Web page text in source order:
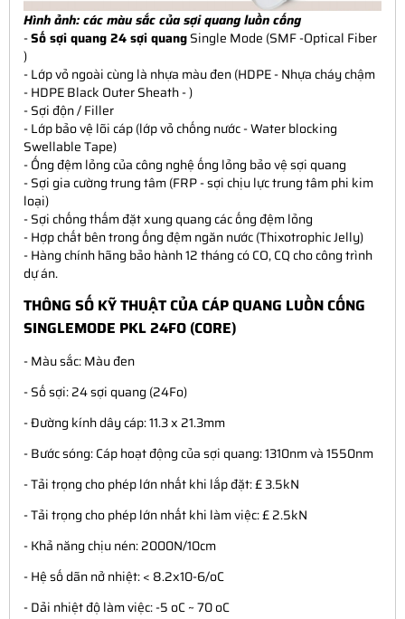
Hình ảnh:các màu sắc của sợi quang luồn cống
-Số sợi quang 24 sợi quangSingle Mode (SMF -Optical Fiber
)
- Lớp vỏ ngoài cùng là nhựa màu đen (HDPE - Nhựa cháy chậm
- HDPE Black Outer Sheath - )
- Sợi độn / Filler
- Lớp bảo vệ lõi cáp (lớp vỏ chống nước - Water blocking
Swellable Tape)
- Ống đệm lỏng của công nghệ ống lỏng bảo vệ sợi quang
- Sợi gia cường trung tâm (FRP - sợi chịu lực trung tâm phi kim
loại)
- Sợi chống thấm đặt xung quang các ống đệm lỏng
- Hợp chất bên trong ống đệm ngăn nước (Thixotrophic Jelly)
- Hàng chính hãng bảo hành 12 tháng có CO, CQ cho công trình
dự án.
THÔNG SỐ KỸ THUẬT CỦA CÁP QUANG LUỒN CỐNG
SINGLEMODE PKL 24FO (CORE)
- Màu sắc: Màu đen
- Số sợi: 24 sợi quang (24Fo)
- Đường kính dây cáp: 11.3 x 21.3mm
- Bước sóng: Cáp hoạt động của sợi quang: 1310nm và 1550nm
- Tải trọng cho phép lớn nhất khi lắp đặt: £ 3.5kN
- Tải trọng cho phép lớn nhất khi làm việc: £ 2.5kN
- Khả năng chịu nén: 2000N/10cm
- Hệ số dãn nở nhiệt: < 8.2x10-6/oC
- Dải nhiệt độ làm việc: -5 oC ~ 70 oC